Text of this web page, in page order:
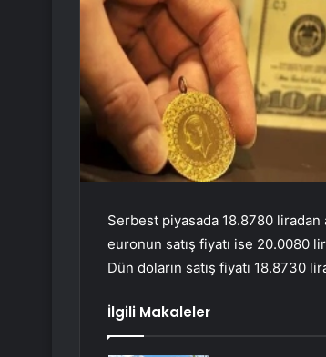
Serbest piyasada 18.8780 liradan
euronun satış fiyatı ise 20.0080
Dün doların satış fiyatı 18.8730
İlgili Makaleler